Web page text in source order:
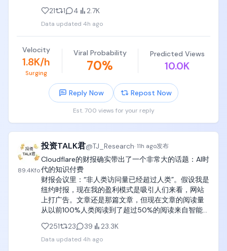
记住，党哥没看完是因为岁数太大了（算法导论看得
最多，其他两本进度很少），你的孩子只有6~18岁，
如果激发了巨大的兴趣，你的孩子是完完全全有精力
看完的。
如果18岁之前能扎扎实实看完这三本书，可以说比
Google和Meta里面90%的员工要强。
c. 全球公认的计算机其余主要专业教材
操作系统《Operating Systems Concepts》（操作
Tools》（编译原理，龙书）
《Modern Compiler Implementation in C》（现代
编译原理，虎书）
《Advanced Compiler Design and
Implementation》（编译器设计与实现，鲸书）
数据库《Database System Concepts》（数据库概
计算机网络《Computer Networks》Andrew S.
21
1 4 2.7K
Data updated 4h ago
Velocity
1.8K/h
Surging
Viral Probability
70%
Predicted Views
10.0K
Reply Now Repost Now
Est. 700 views for your reply
89.4Kfo
投资TALK君@TJ_Research·11h ago发布
Cloudflare的财报确实带出了一个非常大的话题：AI时
代的知识付费
财报会议里：“非人类访问量已经超过人类”。假设我是
纽约时报，现在我的盈利模式是吸引人们来看，网站
上打广告。文章还是那篇文章，但现在文章的阅读量
从以前100%人类阅读到了超过50%的阅读来自智能
以收费，这也是为什么模型公司和这些出版社都有版
权纠纷的问题。
251 23 39 23.3K
Data updated 4h ago